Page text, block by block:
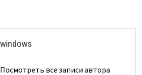
windows
Посмотреть все записи автора